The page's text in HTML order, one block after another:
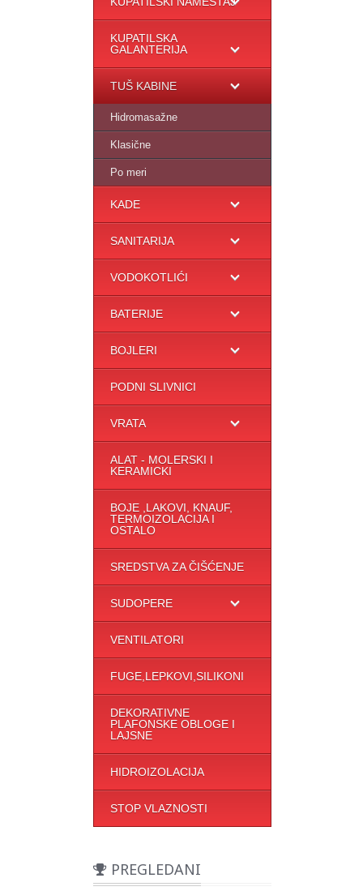
KUPATILSKA
GALANTERIJA
TUŠ KABINE
Hidromasažne
Klasične
Po meri
KADE
SANITARIJA
VODOKOTLIĆI
BATERIJE
BOJLERI
PODNI SLIVNICI
VRATA
ALAT - MOLERSKI I
KERAMICKI
BOJE ,LAKOVI, KNAUF,
TERMOIZOLACIJA I
OSTALO
SREDSTVA ZA ČIŠĆENJE
SUDOPERE
VENTILATORI
FUGE,LEPKOVI,SILIKONI
DEKORATIVNE
PLAFONSKE OBLOGE I
LAJSNE
HIDROIZOLACIJA
STOP VLAZNOSTI
PREGLEDANI